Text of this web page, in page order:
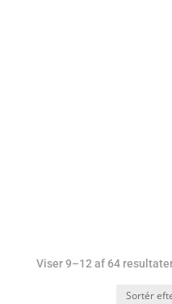
Viser 9–12 af 64